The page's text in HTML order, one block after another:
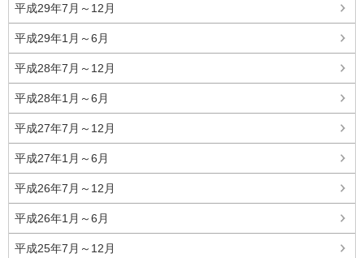
平成29年7月～12月
平成29年1月～6月
平成28年7月～12月
平成28年1月～6月
平成27年7月～12月
平成27年1月～6月
平成26年7月～12月
平成26年1月～6月
平成25年7月～12月